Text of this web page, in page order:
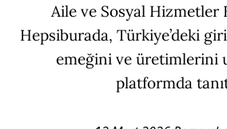
Aile ve Sosyal Hizmetler
Hepsiburada, Türkiye’deki
emeğini ve üretimlerini
platformda